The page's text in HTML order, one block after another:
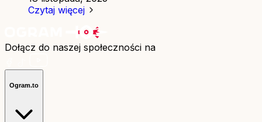
Czytaj więcej
Dołącz do naszej społeczności na
Ogram.to